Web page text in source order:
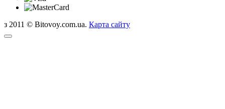
з 2011 © Bitovoy.com.ua. Карта сайту